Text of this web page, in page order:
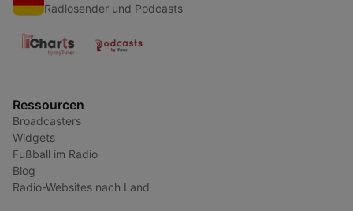
Radiosender und Podcasts
Ressourcen
Broadcasters
Widgets
Fußball im Radio
Blog
Radio-Websites nach Land